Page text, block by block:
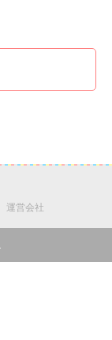
運営会社